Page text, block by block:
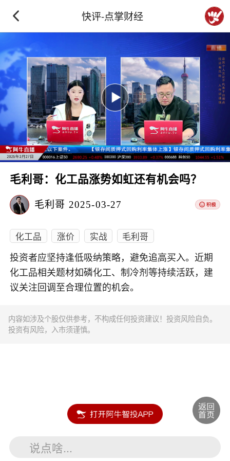
快评-点掌财经
毛利哥：化工品涨势如虹还有机会吗？
毛利哥 2025-03-27
化工品 涨价 实战 毛利哥
投资者应坚持逢低吸纳策略，避免追高买入。近期
化工品相关题材如磷化工、制冷剂等持续活跃，建
议关注回调至合理位置的机会。
内容如涉及个股仅供参考，不构成任何投资建议！投资风险自负。
投资有风险，入市须谨慎。
说点啥...